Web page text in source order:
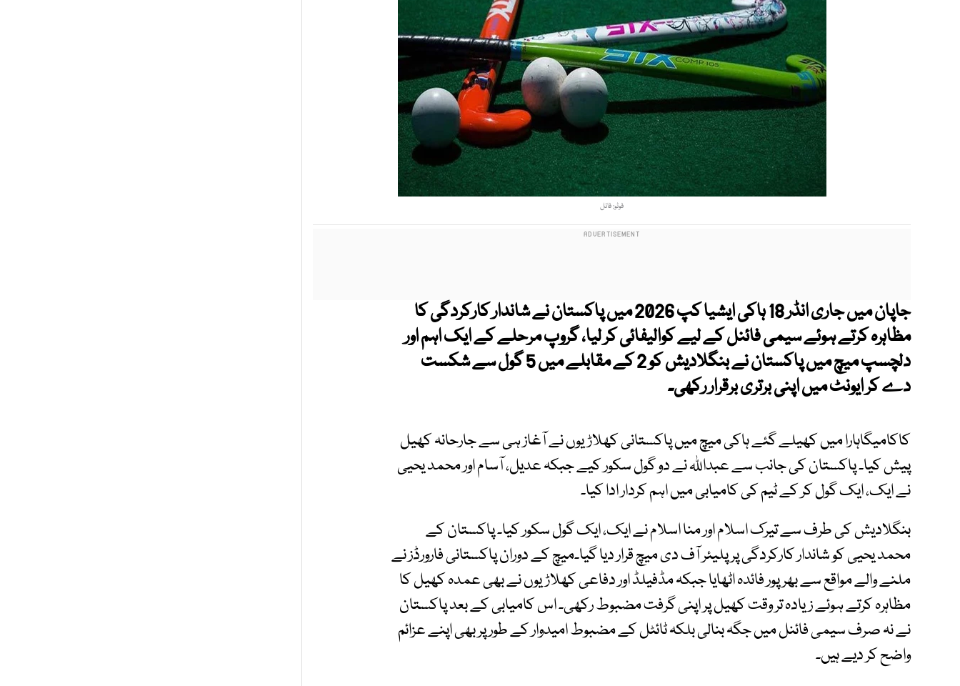
فوٹو: فائل
جاپان میں جاری انڈر 18 ہاکی ایشیا کپ 2026 میں پاکستان نے شاندار کارکردگی کا
مظاہرہ کرتے ہوئے سیمی فائنل کے لیے کوالیفائی کر لیا، گروپ مرحلے کے ایک اہم اور
دلچسپ میچ میں پاکستان نے بنگلادیش کو 2 کے مقابلے میں 5 گول سے شکست
دے کر ایونٹ میں اپنی برتری برقرار رکھی۔
کاکامیگاہارا میں کھیلے گئے ہاکی میچ میں پاکستانی کھلاڑیوں نے آغاز ہی سے جارحانہ کھیل
پیش کیا۔ پاکستان کی جانب سے عبداللہ نے دو گول سکور کیے جبکہ عدیل، آسام اور محمد یحیی
نے ایک، ایک گول کر کے ٹیم کی کامیابی میں اہم کردار ادا کیا۔
بنگلادیش کی طرف سے تیرک اسلام اور منا اسلام نے ایک، ایک گول سکور کیا۔ پاکستان کے
محمد یحیی کو شاندار کارکردگی پر پلیئر آف دی میچ قرار دیا گیا۔میچ کے دوران پاکستانی فارورڈز نے
ملنے والے مواقع سے بھرپور فائدہ اٹھایا جبکہ مڈفیلڈ اور دفاعی کھلاڑیوں نے بھی عمدہ کھیل کا
مظاہرہ کرتے ہوئے زیادہ تر وقت کھیل پر اپنی گرفت مضبوط رکھی۔ اس کامیابی کے بعد پاکستان
نے نہ صرف سیمی فائنل میں جگہ بنالی بلکہ ٹائٹل کے مضبوط امیدوار کے طور پر بھی اپنے عزائم
واضح کر دیے ہیں۔